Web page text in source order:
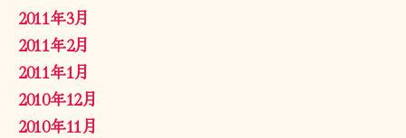
2011年3月
2011年2月
2011年1月
2010年12月
2010年11月